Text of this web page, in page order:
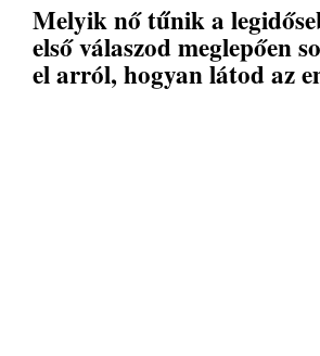
Melyik nő tűnik a
első válaszod meglepően
el arról, hogyan látod az